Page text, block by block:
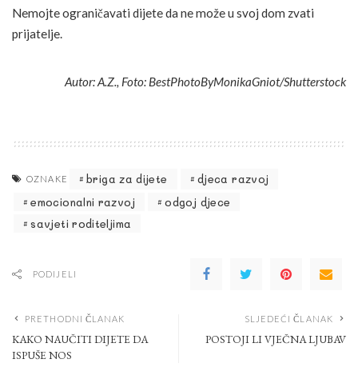
Nemojte ograničavati dijete da ne može u svoj dom zvati
prijatelje.
Autor: A.Z., Foto: BestPhotoByMonikaGniot/Shutterstock
OZNAKE briga za dijete
djeca razvoj
emocionalni razvoj
odgoj djece
savjeti roditeljima
PODIJELI
PRETHODNI ČLANAK
KAKO NAUČITI DIJETE DA
ISPUŠE NOS
SLJEDEĆI ČLANAK
POSTOJI LI VJEČNA LJUBAV